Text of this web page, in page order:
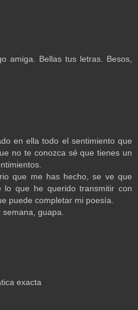
amiga. Bellas tus letras. Besos,
en ella todo el sentimiento que
no te conozca sé que tienes un
que me has hecho, se ve que
lo que he querido transmitir con
puede completar mi poesía.
semana, guapa.
exacta